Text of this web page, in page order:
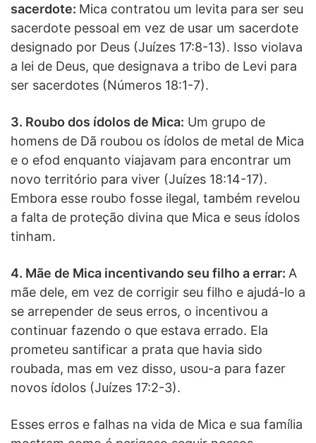
sacerdote: Mica contratou um levita para ser seu
sacerdote pessoal em vez de usar um sacerdote
designado por Deus (Juízes 17:8-13). Isso violava
a lei de Deus, que designava a tribo de Levi para
ser sacerdotes (Números 18:1-7).
3. Roubo dos ídolos de Mica: Um grupo de
homens de Dã roubou os ídolos de metal de Mica
e o efod enquanto viajavam para encontrar um
novo território para viver (Juízes 18:14-17).
Embora esse roubo fosse ilegal, também revelou
a falta de proteção divina que Mica e seus ídolos
tinham.
4. Mãe de Mica incentivando seu filho a errar: A
mãe dele, em vez de corrigir seu filho e ajudá-lo a
se arrepender de seus erros, o incentivou a
continuar fazendo o que estava errado. Ela
prometeu santificar a prata que havia sido
roubada, mas em vez disso, usou-a para fazer
novos ídolos (Juízes 17:2-3).
Esses erros e falhas na vida de Mica e sua família